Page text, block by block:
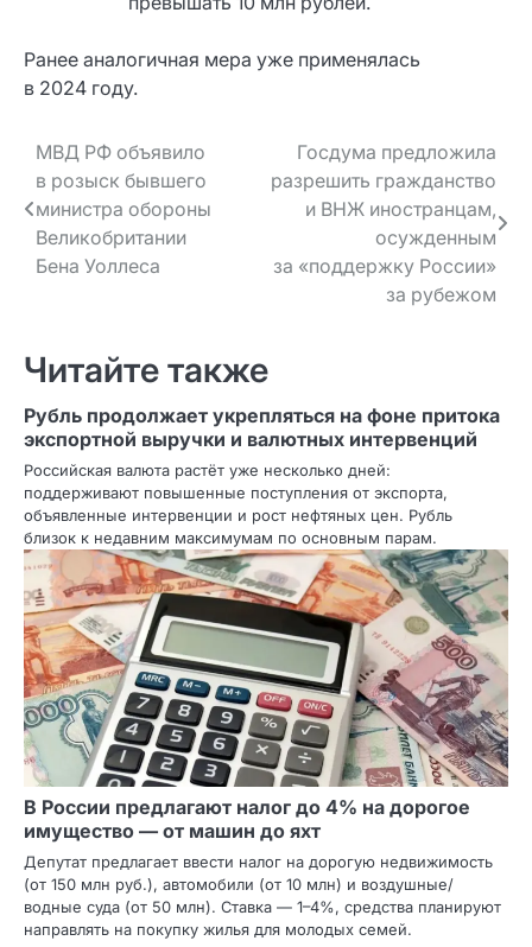
Ранее аналогичная мера уже применялась
в 2024 году.
Навигация
по записям
МВД РФ объявило
в розыск бывшего
министра обороны
Великобритании
Бена Уоллеса
Госдума предложила
разрешить гражданство
и ВНЖ иностранцам,
осужденным
за «поддержку России»
за рубежом
Читайте также
Рубль продолжает укрепляться на фоне притока
экспортной выручки и валютных интервенций
Российская валюта растёт уже несколько дней:
поддерживают повышенные поступления от экспорта,
объявленные интервенции и рост нефтяных цен. Рубль
близок к недавним максимумам по основным парам.
В России предлагают налог до 4% на дорогое
имущество — от машин до яхт
Депутат предлагает ввести налог на дорогую недвижимость
(от 150 млн руб.), автомобили (от 10 млн) и воздушные/
водные суда (от 50 млн). Ставка — 1–4%, средства планируют
направлять на покупку жилья для молодых семей.